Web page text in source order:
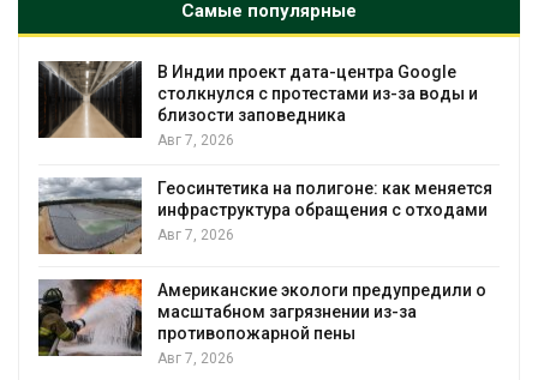
Самые популярные
В Индии проект дата-центра Google
столкнулся с протестами из-за воды и
близости заповедника
Авг 7, 2026
Геосинтетика на полигоне: как меняется
инфраструктура обращения с отходами
Авг 7, 2026
Американские экологи предупредили о
масштабном загрязнении из-за
противопожарной пены
Авг 7, 2026